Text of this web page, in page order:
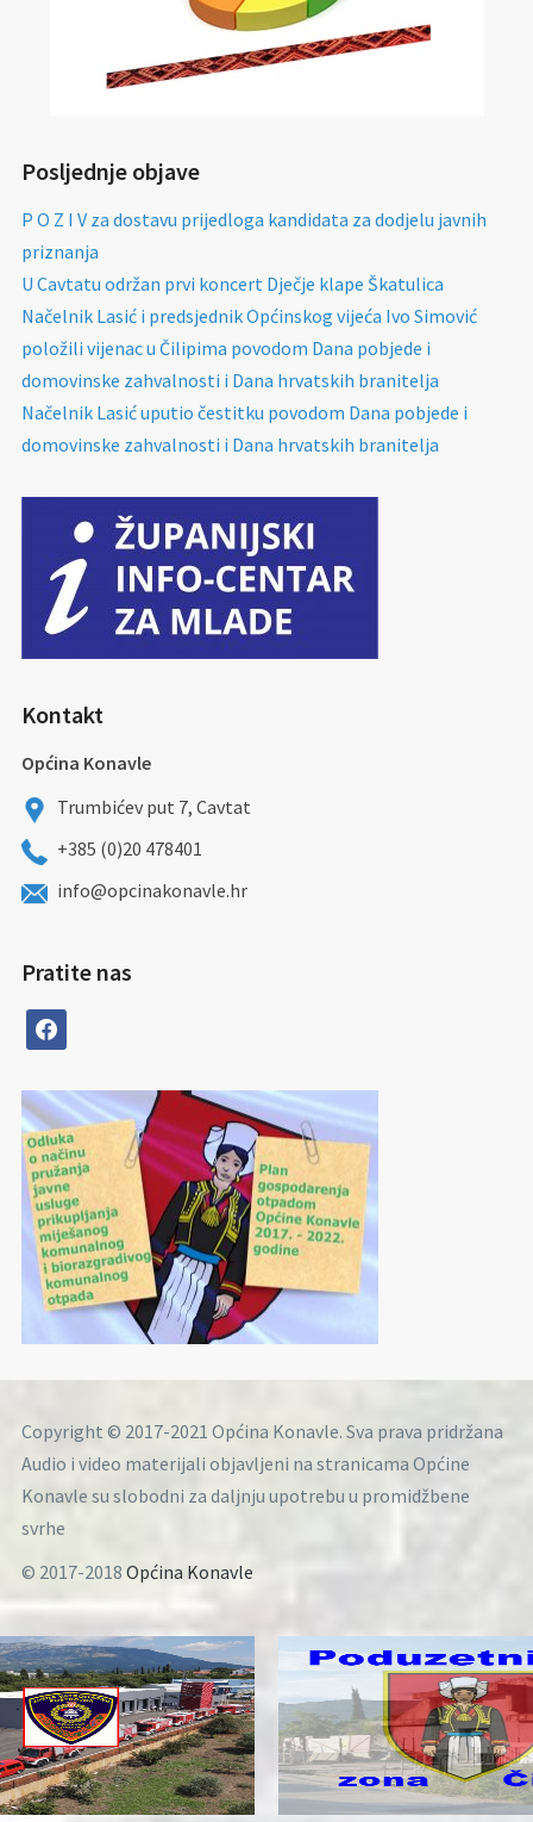
Posljednje objave
P O Z I V za dostavu prijedloga kandidata za dodjelu javnih
priznanja
U Cavtatu održan prvi koncert Dječje klape Škatulica
Načelnik Lasić i predsjednik Općinskog vijeća Ivo Simović
položili vijenac u Čilipima povodom Dana pobjede i
domovinske zahvalnosti i Dana hrvatskih branitelja
Načelnik Lasić uputio čestitku povodom Dana pobjede i
domovinske zahvalnosti i Dana hrvatskih branitelja
Kontakt
Općina Konavle
Trumbićev put 7, Cavtat
+385 (0)20 478401
info@opcinakonavle.hr
Pratite nas
facebook
Copyright © 2017-2021 Općina Konavle. Sva prava pridržana
Audio i video materijali objavljeni na stranicama Općine
Konavle su slobodni za daljnju upotrebu u promidžbene
svrhe
© 2017-2018 Općina Konavle